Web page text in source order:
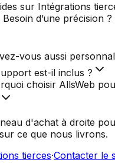
sur Intégrations
d’une précision
vous aussi
est-il inclus ?
choisir AllsWeb
d'achat à droite
ce que nous livrons.
tierces·Contacter le